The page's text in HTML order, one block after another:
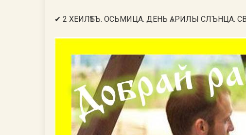
✔ 2 ХЕИЛѢТЪ. ОСЬМИЦА. ДЕНЬ ѦРИЛЫ СЛЪНЦА.